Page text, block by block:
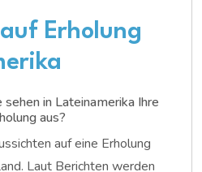
Erholung
in Lateinamerika Ihre
aus?
auf eine Erholung
Laut Berichten werden